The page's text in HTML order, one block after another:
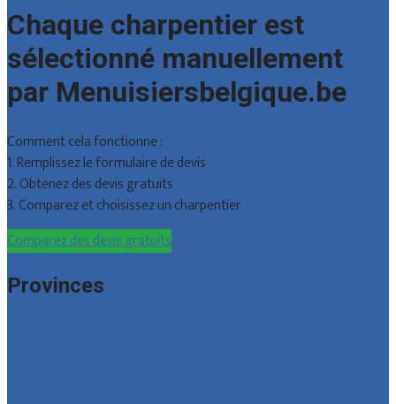
Chaque charpentier est
sélectionné manuellement
par Menuisiersbelgique.be
Comment cela fonctionne :
1. Remplissez le formulaire de devis
2. Obtenez des devis gratuits
3. Comparez et choisissez un charpentier
Comparez des devis gratuits
Provinces